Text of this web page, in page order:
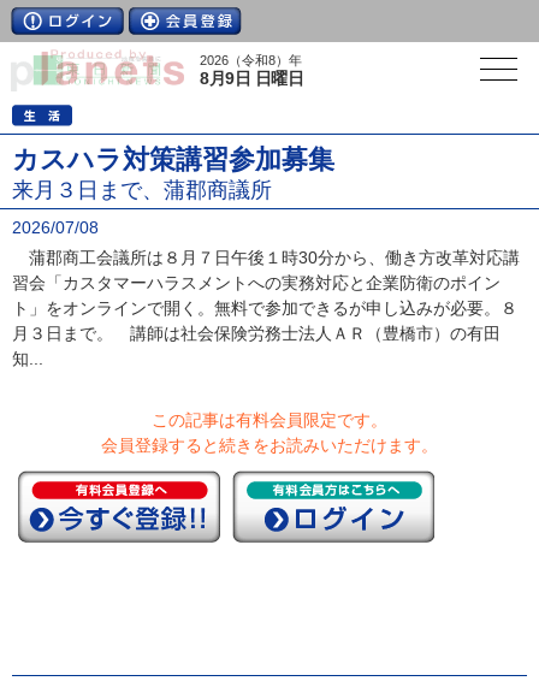
2026（令和8）年
8月9日 日曜日
カスハラ対策講習参加募集
来月３日まで、蒲郡商議所
2026/07/08
蒲郡商工会議所は８月７日午後１時30分から、働き方改革対応講
習会「カスタマーハラスメントへの実務対応と企業防衛のポイン
ト」をオンラインで開く。無料で参加できるが申し込みが必要。８
月３日まで。 講師は社会保険労務士法人ＡＲ（豊橋市）の有田
知...
この記事は有料会員限定です。
会員登録すると続きをお読みいただけます。